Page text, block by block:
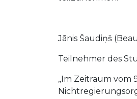
Jānis Šaudiņš
Teilnehmer des
„Im Zeitraum vom